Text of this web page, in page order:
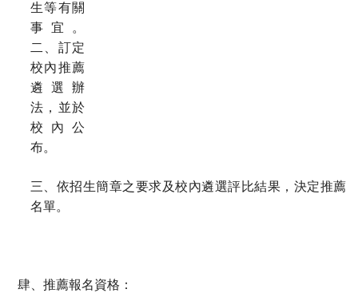
生等有關
事宜。
二、訂定
校內推薦
遴選辦
法，並於
校內公
布。
三、依招生簡章之要求及校內遴選評比結果，決定推薦
名單。
肆、推薦報名資格：